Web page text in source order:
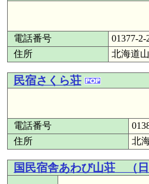
電話番号
01377-2-
住所
北海道
民宿さくら荘
電話番号
住所
北
国民宿舎あわび山荘 （日